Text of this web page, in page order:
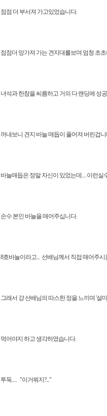
점점 더 부서져 가고있었습니다.
점점더 망가져 가는 견지대를보며 엄청 초
녀석과 한참을 씨름하고 거의 다 랜딩에 성
꺼내보니 견지 바늘 매듭이 풀어져 버린겁니
바늘매듭은 정말 자신이 있었는데.... 이런
손수 본인 바늘을 매어주십니다.
8호바늘이라고... 선배님께서 직접 매어주
그래서 걍 선배님의 따스한 정을 느끼며 '설
먹어야지 하고 생각하였습니다.
투둑..... "이거뭐지?..."